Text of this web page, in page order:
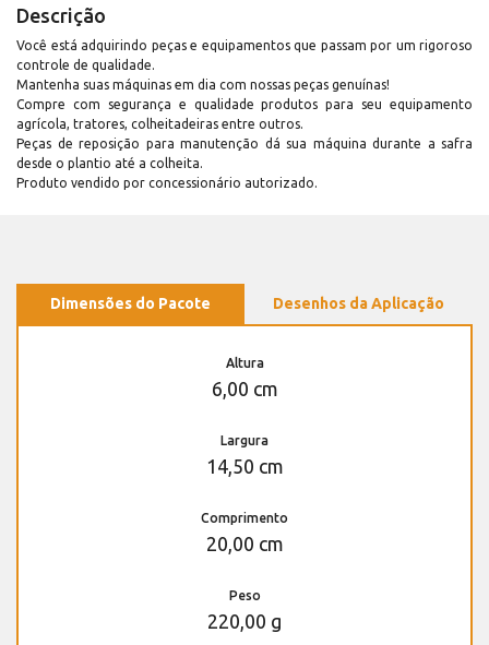
Descrição
Você está adquirindo peças e equipamentos que passam por um rigoroso
controle de qualidade.
Mantenha suas máquinas em dia com nossas peças genuínas!
Compre com segurança e qualidade produtos para seu equipamento
agrícola, tratores, colheitadeiras entre outros.
Peças de reposição para manutenção dá sua máquina durante a safra
desde o plantio até a colheita.
Produto vendido por concessionário autorizado.
Dimensões do Pacote Desenhos da Aplicação
Altura
6,00 cm
Largura
14,50 cm
Comprimento
20,00 cm
Peso
220,00 g